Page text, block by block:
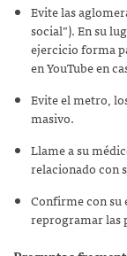
Evite las
social”). En su
ejercicio forma
en YouTube en
Evite el metro,
masivo.
Llame a su
relacionado con
Confirme con su
reprogramar las